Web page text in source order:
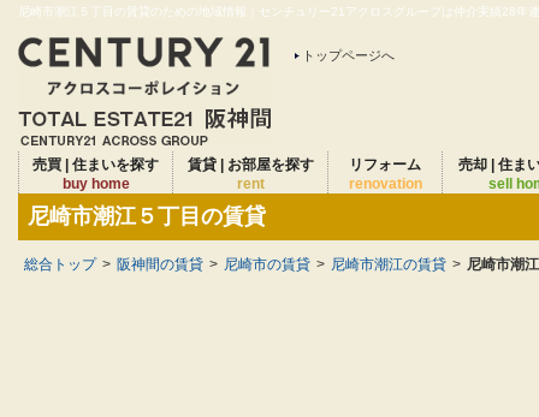
尼崎市潮江５丁目の賃貸のための地域情報｜センチュリー21アクロスグループは仲介実績28年
トップページへ
売買 | 住まいを探す
buy home
賃貸 | お部屋を探す
rent
リフォーム
renovation
売却 | 住ま
sell
尼崎市潮江５丁目の賃貸
総合トップ > 阪神間の賃貸 > 尼崎市の賃貸 > 尼崎市潮江の賃貸 > 尼崎市潮